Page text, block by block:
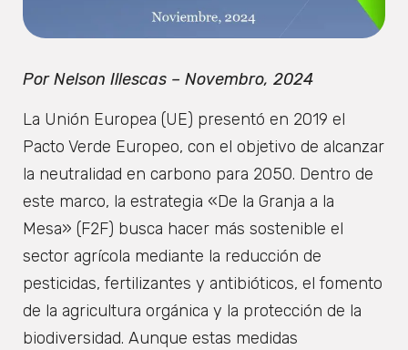
Por Nelson Illescas – Novembro, 2024
La Unión Europea (UE) presentó en 2019 el
Pacto Verde Europeo, con el objetivo de alcanzar
la neutralidad en carbono para 2050. Dentro de
este marco, la estrategia «De la Granja a la
Mesa» (F2F) busca hacer más sostenible el
sector agrícola mediante la reducción de
pesticidas, fertilizantes y antibióticos, el fomento
de la agricultura orgánica y la protección de la
biodiversidad. Aunque estas medidas